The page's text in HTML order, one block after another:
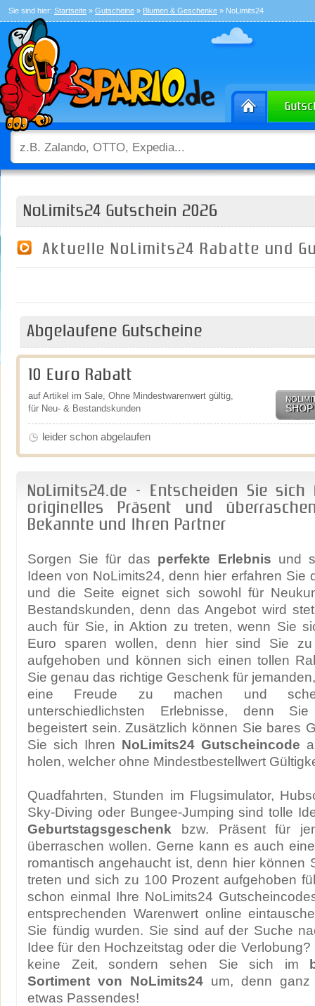
Sie sind hier: Startseite » Gutscheine » Blumen & Geschenke » NoLimits24
NoLimits24 Gutschein 2026
Aktuelle NoLimits24 Rabatte und
Abgelaufene Gutscheine
10 Euro Rabatt
auf Artikel im Sale, Ohne Mindestwarenwert gültig,
für Neu- & Bestandskunden
leider schon abgelaufen
NoLimits24.de - Entscheiden Sie
originelles Präsent und
Bekannte und Ihren Partner
Sorgen Sie für das perfekte Erlebnis und
Ideen von NoLimits24, denn hier erfahren Sie
und die Seite eignet sich sowohl für
Bestandskunden, denn das Angebot wird
auch für Sie, in Aktion zu treten, wenn Sie
Euro sparen wollen, denn hier sind Sie
aufgehoben und können sich einen tollen
Sie genau das richtige Geschenk für
eine Freude zu machen und
unterschiedlichsten Erlebnisse, denn
begeistert sein. Zusätzlich können Sie bares
Sie sich Ihren NoLimits24 Gutscheincode
holen, welcher ohne Mindestbestellwert
Quadfahrten, Stunden im Flugsimulator,
Sky-Diving oder Bungee-Jumping sind tolle
Geburtstagsgeschenk bzw. Präsent für
überraschen wollen. Gerne kann es auch
romantisch angehaucht ist, denn hier können
treten und sich zu 100 Prozent aufgehoben
schon einmal Ihre NoLimits24
entsprechenden Warenwert online
Sie fündig wurden. Sie sind auf der Suche
Idee für den Hochzeitstag oder die
keine Zeit, sondern sehen Sie sich im
Sortiment von NoLimits24 um, denn
etwas Passendes!